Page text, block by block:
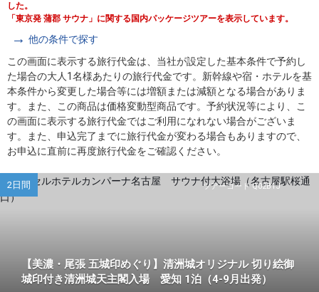
した。
「東京発 蒲郡 サウナ」に関する国内パッケージツアーを表示しています。
他の条件で探す
この画面に表示する旅行代金は、当社が設定した基本条件で予約し
た場合の大人1名様あたりの旅行代金です。新幹線や宿・ホテルを基
本条件から変更した場合等には増額または減額となる場合がありま
す。また、この商品は価格変動型商品です。予約状況等により、こ
の画面に表示する旅行代金ではご利用になれない場合がございま
す。また、申込完了までに旅行代金が変わる場合もありますので、
お申込に直前に再度旅行代金をご確認ください。
ツアーコード Q02B1J
2日間
【美濃・尾張 五城印めぐり】清洲城オリジナル 切り絵御
城印付き清洲城天主閣入場 愛知 1泊（4-9月出発）